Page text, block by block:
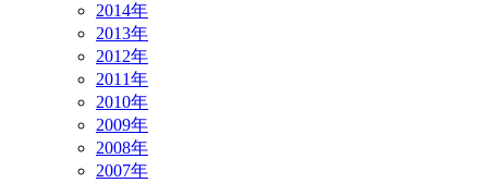
2014年
2013年
2012年
2011年
2010年
2009年
2008年
2007年